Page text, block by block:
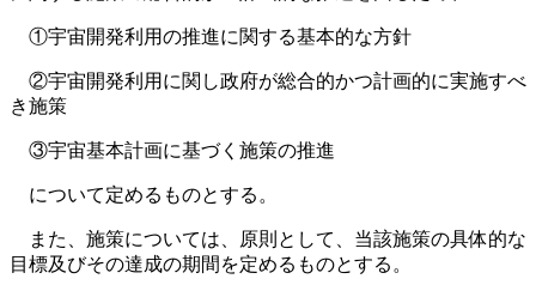
①宇宙開発利用の推進に関する基本的な方針
②宇宙開発利用に関し政府が総合的かつ計画的に実施すべ
き施策
③宇宙基本計画に基づく施策の推進
について定めるものとする。
また、施策については、原則として、当該施策の具体的な
目標及びその達成の期間を定めるものとする。